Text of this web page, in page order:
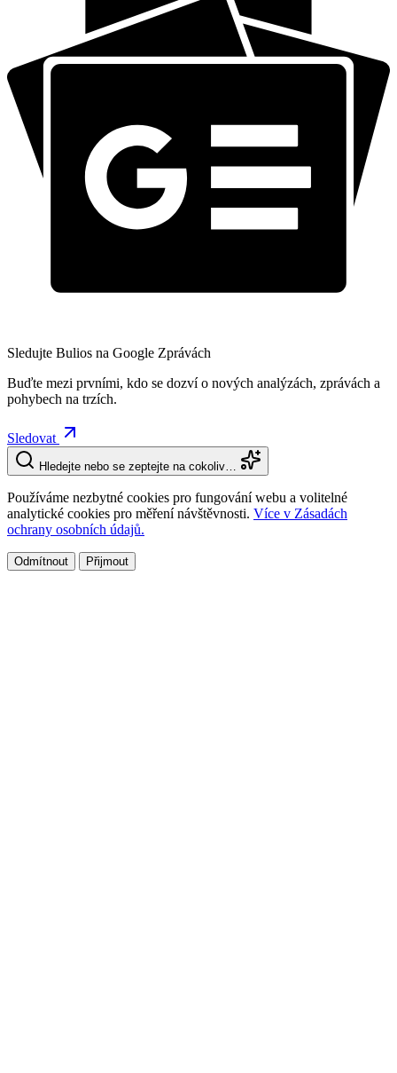
Sledujte Bulios na Google Zprávách
Buďte mezi prvními, kdo se dozví o nových analýzách, zprávách a
pohybech na trzích.
Sledovat
Hledejte nebo se zeptejte na cokoliv…
Používáme nezbytné cookies pro fungování webu a volitelné
analytické cookies pro měření návštěvnosti. Více v Zásadách
ochrany osobních údajů.
Odmítnout Přijmout